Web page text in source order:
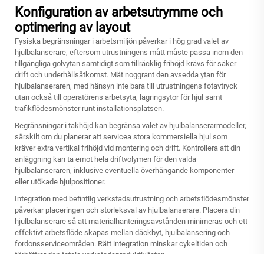
Konfiguration av arbetsutrymme och
optimering av layout
Fysiska begränsningar i arbetsmiljön påverkar i hög grad valet av
hjulbalanserare, eftersom utrustningens mått måste passa inom den
tillgängliga golvytan samtidigt som tillräcklig frihöjd krävs för säker
drift och underhållsåtkomst. Mät noggrant den avsedda ytan för
hjulbalanseraren, med hänsyn inte bara till utrustningens fotavtryck
utan också till operatörens arbetsyta, lagringsytor för hjul samt
trafikflödesmönster runt installationsplatsen.
Begränsningar i takhöjd kan begränsa valet av hjulbalanserarmodeller,
särskilt om du planerar att servicea stora kommersiella hjul som
kräver extra vertikal frihöjd vid montering och drift. Kontrollera att din
anläggning kan ta emot hela driftvolymen för den valda
hjulbalanseraren, inklusive eventuella överhängande komponenter
eller utökade hjulpositioner.
Integration med befintlig verkstadsutrustning och arbetsflödesmönster
påverkar placeringen och storleksval av hjulbalanserare. Placera din
hjulbalanserare så att materialhanteringsavstånden minimeras och ett
effektivt arbetsflöde skapas mellan däckbyt, hjulbalansering och
fordonsserviceområden. Rätt integration minskar cykeltiden och